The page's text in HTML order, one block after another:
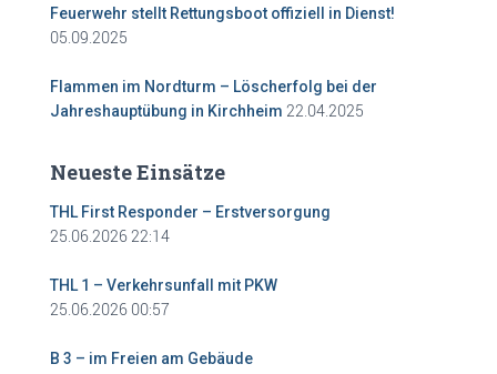
Feuerwehr stellt Rettungsboot offiziell in Dienst!
05.09.2025
Flammen im Nordturm – Löscherfolg bei der
Jahreshauptübung in Kirchheim 22.04.2025
Neueste Einsätze
THL First Responder – Erstversorgung
25.06.2026 22:14
THL 1 – Verkehrsunfall mit PKW
25.06.2026 00:57
B 3 – im Freien am Gebäude